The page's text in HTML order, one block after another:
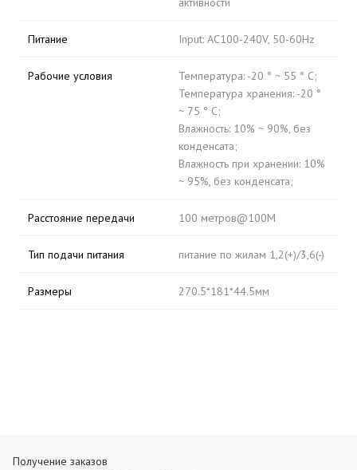
Питание Input: AC100-240V, 50-60Hz
Рабочие условия
Температура: -20 ° ~ 55 ° C;
Температура хранения: -20 °
~ 75 ° C;
Влажность: 10% ~ 90%, без
конденсата;
Влажность при хранении: 10%
~ 95%, без конденсата;
Расстояние передачи 100 метров@100M
Тип подачи питания питание по жилам 1,2(+)/3,6(-)
Размеры 270.5*181*44.5мм
Получение заказов